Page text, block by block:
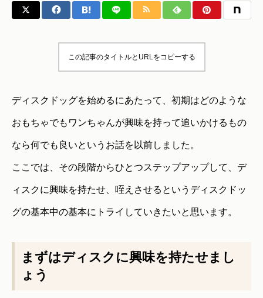
この記事のタイトルとURLをコピーする
ディスクドッグを始めるにあたって、初期はどのような
おもちゃでもワンちゃんが興味を持って追いかけるもの
なら何でも良いというお話を以前しました。
ここでは、その段階からひとつステップアップして、デ
ィスクに興味を持たせ、咥えさせるというディスクドッ
グの基本中の基本にトライしていきたいと思います。
まずはディスクに興味を持たせまし
ょう